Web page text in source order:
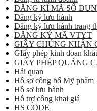
ĐĂNG KÍ MÃ SỐ
Đăng ký lưu hành
Đăng ký lưu hành trang
ĐĂNG KÝ MÃ VTYT
GIẤY CHỨNG NHẬN
GIấy phép kinh doan
GIẤY PHÉP QUẢNG
Hải quan
Hồ sơ công bố Mỹ phẩm
Hồ sơ lưu hành
Hỗ trợ công khai giá
HS CODE